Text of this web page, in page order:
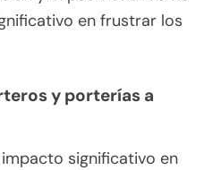
en frustrar los
y porterías a
significativo en